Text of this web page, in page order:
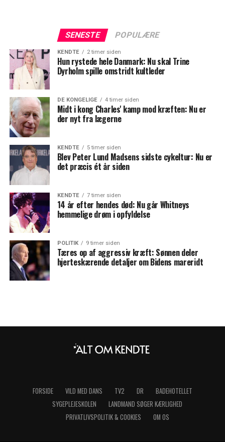
SENESTE POPULÆRE
KENDTE 2 timer siden
Hun rystede hele Danmark: Nu skal Trine
Dyrholm spille omstridt kultleder
DE KONGELIGE 4 timer siden
Midt i kong Charles' kamp mod kræften: Nu er
der nyt fra lægerne
KENDTE 5 timer siden
Blev Peter Lund Madsens sidste cykeltur: Nu er
det præcis ét år siden
KENDTE 7 timer siden
14 år efter hendes død: Nu går Whitneys
hemmelige drøm i opfyldelse
POLITIK 9 timer siden
Tæres op af aggressiv kræft: Sønnen deler
hjerteskærende detaljer om Bidens mareridt
FORSIDE VILD MED DANS TV2 DR
BADEHOTELLET
SYGEPLEJESKOLEN
LANDMAND SØGER KÆRLIGHED
PRIVATLIVSPOLITIK & COOKIES
OM OS